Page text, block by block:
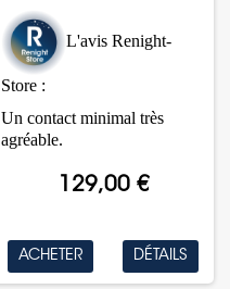
129,00 €
L'avis Renight-
Store :
Un contact minimal très
agréable.
ACHETER DÉTAILS